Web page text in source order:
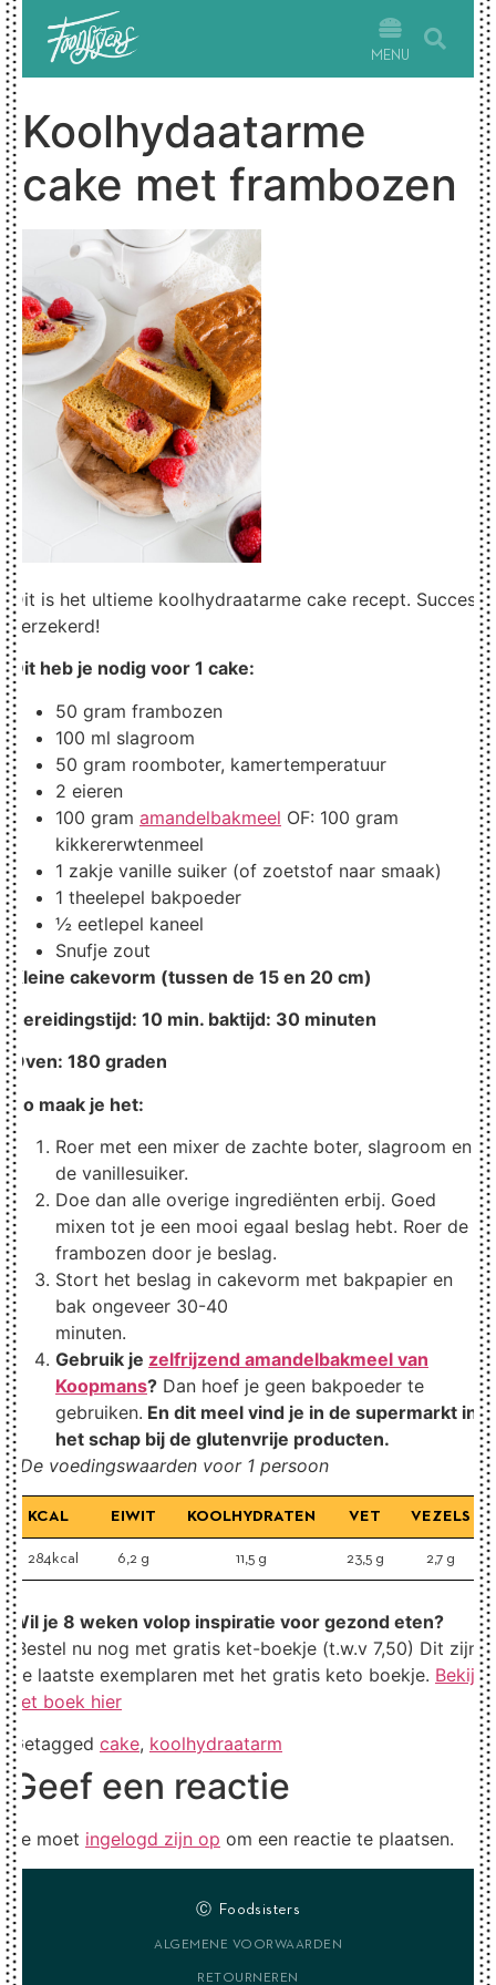
MENU
Koolhydaatarme
cake met frambozen
Dit is het ultieme koolhydraatarme cake recept. Succes
verzekerd!
Dit heb je nodig voor 1 cake:
50 gram frambozen
100 ml slagroom
50 gram roomboter, kamertemperatuur
2 eieren
100 gram amandelbakmeel OF: 100 gram
kikkererwtenmeel
1 zakje vanille suiker (of zoetstof naar smaak)
1 theelepel bakpoeder
½ eetlepel kaneel
Snufje zout
Kleine cakevorm (tussen de 15 en 20 cm)
Bereidingstijd: 10 min. baktijd: 30 minuten
Oven: 180 graden
Zo maak je het:
Roer met een mixer de zachte boter, slagroom en
de vanillesuiker.
Doe dan alle overige ingrediënten erbij. Goed
mixen tot je een mooi egaal beslag hebt. Roer de
frambozen door je beslag.
Stort het beslag in cakevorm met bakpapier en
bak ongeveer 30-40
minuten.
Gebruik je zelfrijzend amandelbakmeel van
Koopmans? Dan hoef je geen bakpoeder te
gebruiken. En dit meel vind je in de supermarkt in
het schap bij de glutenvrije producten.
*De voedingswaarden voor 1 persoon
KCAL EIWIT KOOLHYDRATEN VET VEZELS
284kcal 6,2 g 11,5 g 23,5 g 2,7 g
Wil je 8 weken volop inspiratie voor gezond eten?
Bestel nu nog met gratis ket-boekje (t.w.v 7,50) Dit zijn
de laatste exemplaren met het gratis keto boekje. Bekijk
het boek hier
Getagged cake, koolhydraatarm
Geef een reactie
Je moet ingelogd zijn op om een reactie te plaatsen.
Ⓒ Foodsisters
ALGEMENE VOORWAARDEN
RETOURNEREN